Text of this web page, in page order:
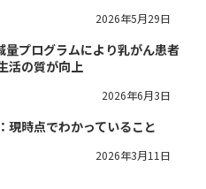
2026年5月29日
量プログラムにより乳がん患者
活の質が向上
2026年6月3日
現時点でわかっていること
2026年3月11日